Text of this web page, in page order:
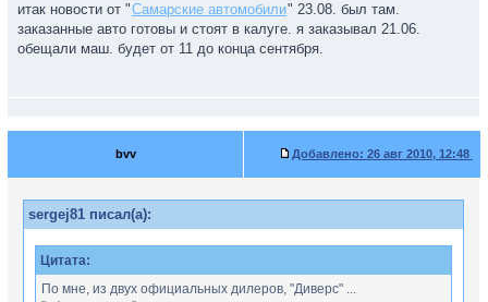
итак новости от "Самарские автомобили" 23.08. был там.
заказанные авто готовы и стоят в калуге. я заказывал 21.06.
обещали маш. будет от 11 до конца сентября.
bvv Добавлено: 26 авг 2010, 12:48
sergej81 писал(а):
Цитата:
По мне, из двух официальных дилеров, "Диверс" ...